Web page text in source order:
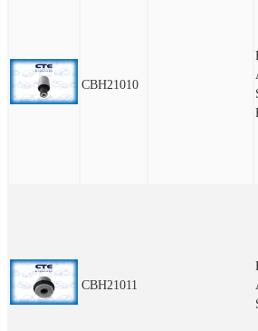
CBH21010
CBH21011